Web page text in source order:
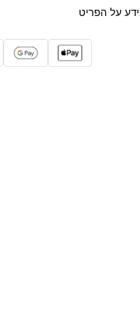
על הפריט